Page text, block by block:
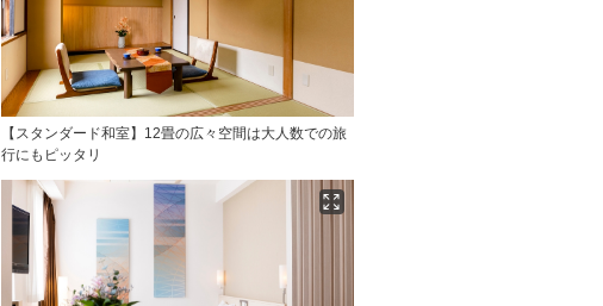
【スタンダード和室】12畳の広々空間は大人数での旅
行にもピッタリ